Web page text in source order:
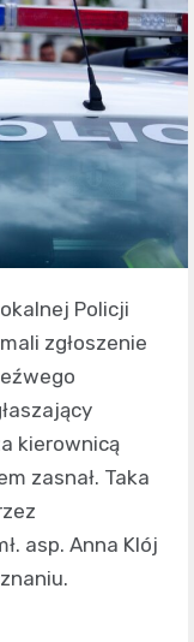
Policji
zgłoszenie
kierownicą
zasnał. Taka
asp. Anna Klój